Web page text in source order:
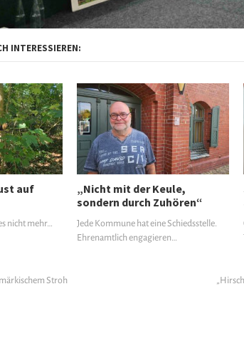
INTERESSIEREN:
auf
nicht mehr…
„Nicht mit der Keule,
sondern durch Zuhören“
Jede Kommune hat eine Schiedsstelle.
Ehrenamtlich engagieren…
Stroh